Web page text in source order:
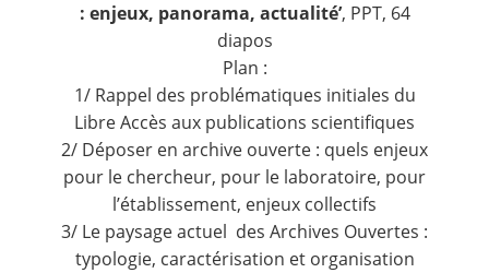
: enjeux, panorama, actualité’, PPT, 64
diapos
Plan :
1/ Rappel des problématiques initiales du
Libre Accès aux publications scientifiques
2/ Déposer en archive ouverte : quels enjeux
pour le chercheur, pour le laboratoire, pour
l’établissement, enjeux collectifs
3/ Le paysage actuel des Archives Ouvertes :
typologie, caractérisation et organisation